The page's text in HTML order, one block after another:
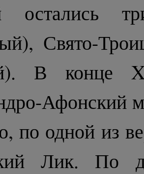
остались
Свято-
В конце
Афонский
по одной из
Лик. По